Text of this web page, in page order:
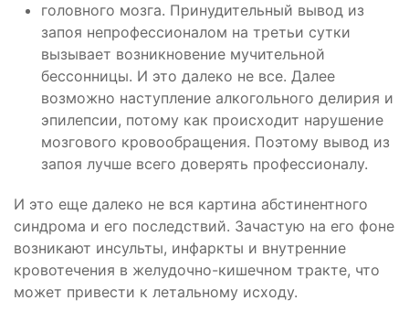
головного мозга. Принудительный вывод из
запоя непрофессионалом на третьи сутки
вызывает возникновение мучительной
бессонницы. И это далеко не все. Далее
возможно наступление алкогольного делирия и
эпилепсии, потому как происходит нарушение
мозгового кровообращения. Поэтому вывод из
запоя лучше всего доверять профессионалу.
И это еще далеко не вся картина абстинентного
синдрома и его последствий. Зачастую на его фоне
возникают инсульты, инфаркты и внутренние
кровотечения в желудочно-кишечном тракте, что
может привести к летальному исходу.